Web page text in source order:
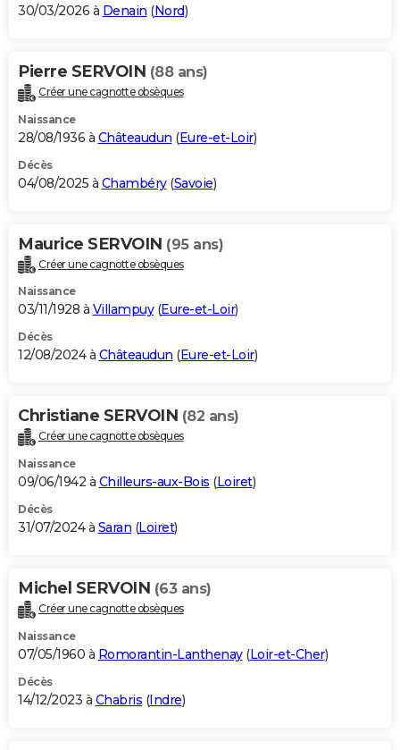
30/03/2026 à Denain (Nord)
Pierre SERVOIN (88 ans)
Créer une cagnotte obsèques
Naissance
28/08/1936 à Châteaudun (Eure-et-Loir)
Décès
04/08/2025 à Chambéry(Savoie)
Maurice SERVOIN (95 ans)
Créer une cagnotte obsèques
Naissance
03/11/1928 à Villampuy(Eure-et-Loir)
Décès
12/08/2024 à Châteaudun (Eure-et-Loir)
Christiane SERVOIN (82 ans)
Créer une cagnotte obsèques
Naissance
09/06/1942 à Chilleurs-aux-Bois (Loiret)
Décès
31/07/2024 à Saran (Loiret)
Michel SERVOIN (63 ans)
Créer une cagnotte obsèques
Naissance
07/05/1960 à Romorantin-Lanthenay(Loir-et-Cher)
Décès
14/12/2023 à Chabris (Indre)